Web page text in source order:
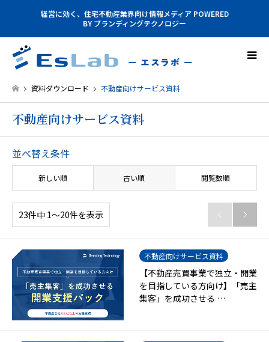
経営に効く、住宅不動産業界向け情報メディア POWERED
BY ブランディングテクノロジー
資料ダウンロード 不動産向けサービス資料
不動産向けサービス資料
並べ替え条件
新しい順 古い順 閲覧数順
23件中 1〜20件を表示  
不動産向けサービス資料
【不動産売買事業で独立・開業
を目指している方向け】「売主
集客」を成功させる …